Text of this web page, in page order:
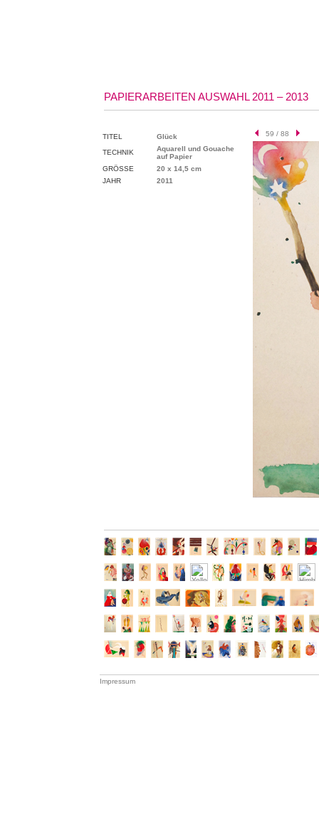
PAPIERARBEITEN AUSWAHL 2011 – 2013
TITEL
Glück
TECHNIK
Aquarell und Gouache
auf Papier
GRÖSSE
20 x 14,5 cm
JAHR
2011
59 / 88
Impressum